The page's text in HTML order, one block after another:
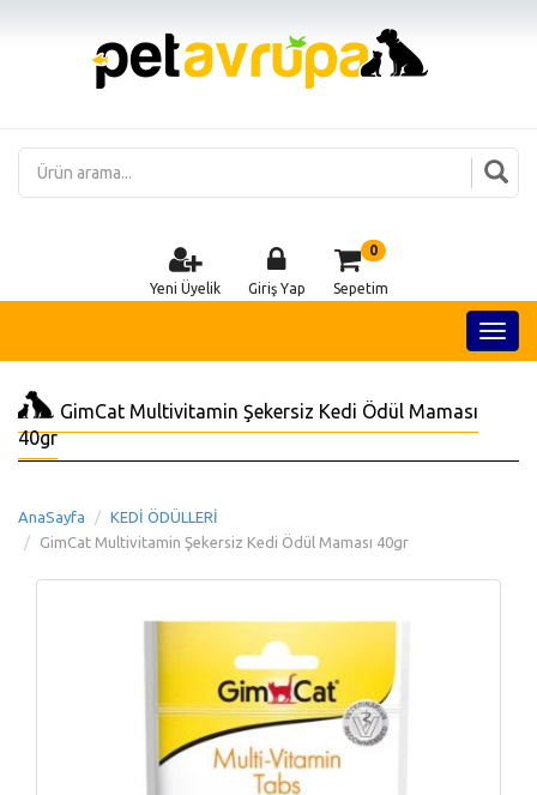
Yeni Üyelik Giriş Yap
0
Sepetim
GimCat Multivitamin Şekersiz Kedi Ödül Maması
40gr
AnaSayfa
KEDİ ÖDÜLLERİ
GimCat Multivitamin Şekersiz Kedi Ödül Maması 40gr